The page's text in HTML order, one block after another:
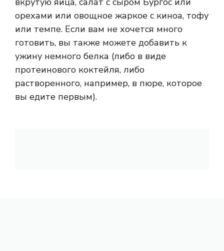
орехами или овощное жаркое с киноа, тофу
или темпе. Если вам не хочется много
готовить, вы также можете добавить к
ужину немного белка (либо в виде
протеинового коктейля, либо
растворенного, например, в пюре, которое
вы едите первым).